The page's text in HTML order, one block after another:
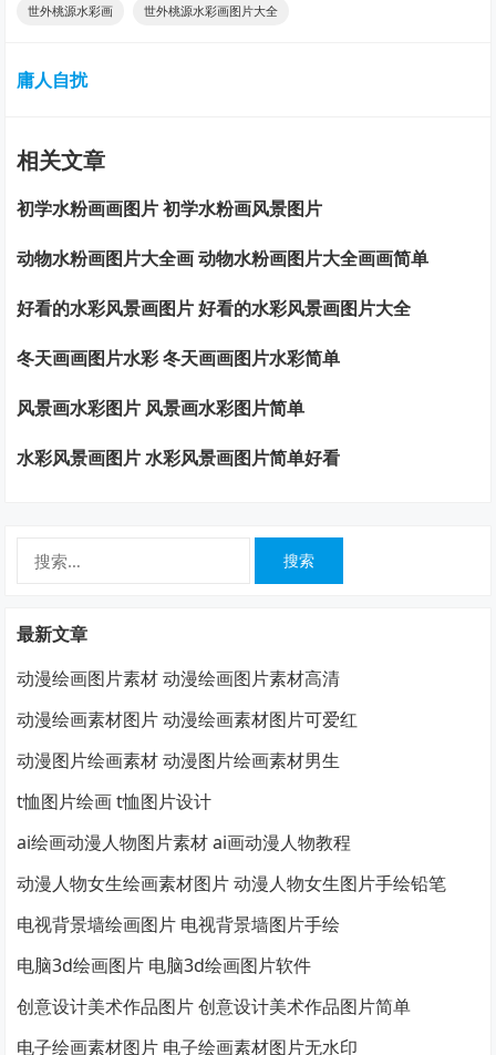
世外桃源水彩画 世外桃源水彩画图片大全
庸人自扰
相关文章
初学水粉画画图片 初学水粉画风景图片
动物水粉画图片大全画 动物水粉画图片大全画画简单
好看的水彩风景画图片 好看的水彩风景画图片大全
冬天画画图片水彩 冬天画画图片水彩简单
风景画水彩图片 风景画水彩图片简单
水彩风景画图片 水彩风景画图片简单好看
最新文章
动漫绘画图片素材 动漫绘画图片素材高清
动漫绘画素材图片 动漫绘画素材图片可爱红
动漫图片绘画素材 动漫图片绘画素材男生
t恤图片绘画 t恤图片设计
ai绘画动漫人物图片素材 ai画动漫人物教程
动漫人物女生绘画素材图片 动漫人物女生图片手绘铅笔
电视背景墙绘画图片 电视背景墙图片手绘
电脑3d绘画图片 电脑3d绘画图片软件
创意设计美术作品图片 创意设计美术作品图片简单
电子绘画素材图片 电子绘画素材图片无水印